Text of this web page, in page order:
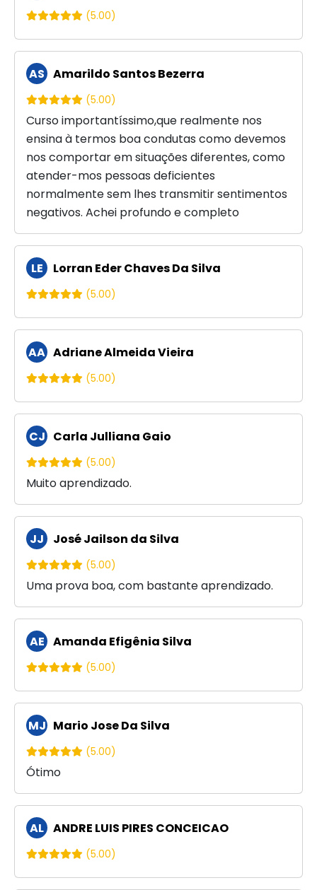
(5.00)
AS Amarildo Santos Bezerra
(5.00)
Curso importantíssimo,que realmente nos
ensina à termos boa condutas como devemos
nos comportar em situações diferentes, como
atender-mos pessoas deficientes
normalmente sem lhes transmitir sentimentos
negativos. Achei profundo e completo
LE Lorran Eder Chaves Da Silva
(5.00)
AA Adriane Almeida Vieira
(5.00)
CJ Carla Julliana Gaio
(5.00)
Muito aprendizado.
JJ José Jailson da Silva
(5.00)
Uma prova boa, com bastante aprendizado.
AE Amanda Efigênia Silva
(5.00)
MJ Mario Jose Da Silva
(5.00)
Ótimo
AL ANDRE LUIS PIRES CONCEICAO
(5.00)